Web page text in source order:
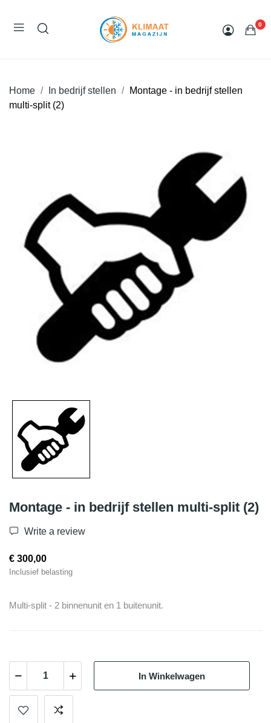
0
Home In bedrijf stellen
Montage - in bedrijf stellen
multi-split (2)
Montage - in bedrijf stellen multi-split (2)
Write a review
€ 300,00
Inclusief belasting
Multi-split - 2 binnenunit en 1 buitenunit.
In Winkelwagen